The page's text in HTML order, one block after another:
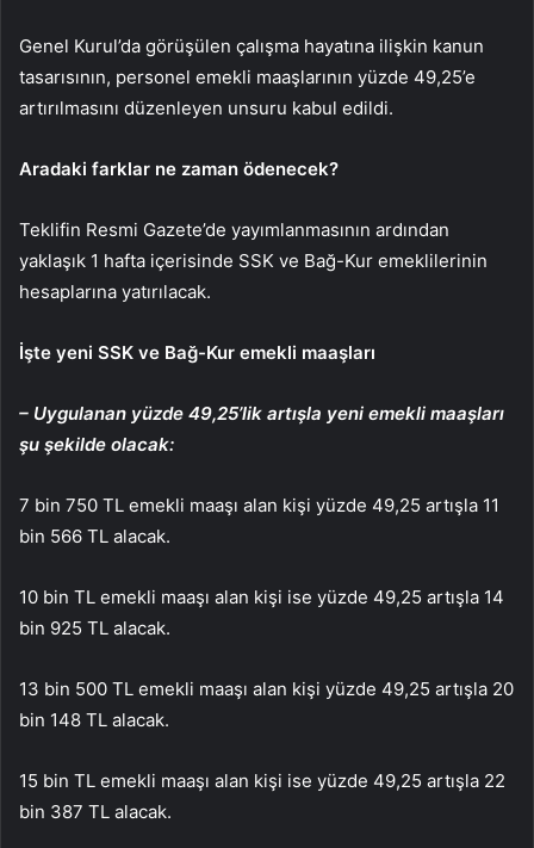
Genel Kurul’da görüşülen çalışma hayatına ilişkin kanun
tasarısının, personel emekli maaşlarının yüzde 49,25’e
artırılmasını düzenleyen unsuru kabul edildi.
Aradaki farklar ne zaman ödenecek?
Teklifin Resmi Gazete’de yayımlanmasının ardından
yaklaşık 1 hafta içerisinde SSK ve Bağ-Kur emeklilerinin
hesaplarına yatırılacak.
İşte yeni SSK ve Bağ-Kur emekli maaşları
– Uygulanan yüzde 49,25’lik artışla yeni emekli maaşları
şu şekilde olacak:
7 bin 750 TL emekli maaşı alan kişi yüzde 49,25 artışla 11
bin 566 TL alacak.
10 bin TL emekli maaşı alan kişi ise yüzde 49,25 artışla 14
bin 925 TL alacak.
13 bin 500 TL emekli maaşı alan kişi yüzde 49,25 artışla 20
bin 148 TL alacak.
15 bin TL emekli maaşı alan kişi ise yüzde 49,25 artışla 22
bin 387 TL alacak.